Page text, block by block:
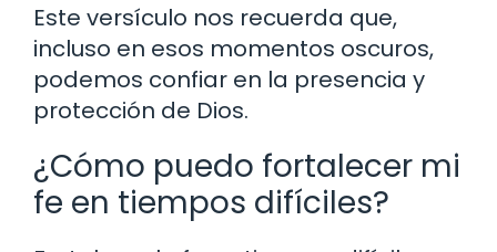
Este versículo nos recuerda que,
incluso en esos momentos oscuros,
podemos confiar en la presencia y
protección de Dios.
¿Cómo puedo fortalecer mi
fe en tiempos difíciles?